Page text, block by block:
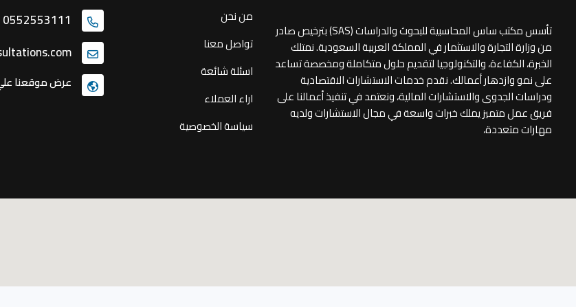
تأسس مكتب ساس المحاسبية للبحوث والدراسات (SAS) بترخيص صادر
من وزارة التجارة والاستثمار في المملكة العربية السعودية. نمتلك
الخبرة، الكفاءة، والتكنولوجيا لتقديم حلول متكاملة ومخصصة تساعد
على نمو وازدهار أعمالك. نقدم خدمات الاستشارات الاقتصادية
ودراسات الجدوى والاستشارات المالية، ونعتمد في تنفيذ أعمالنا على
فريق عمل متميز يملك خبرات واسعة في مجال الاستشارات ولديه
مهارات متعددة،
من نحن
تواصل معنا
اسئلة شائعة
اراء العملاء
سياسة الخصوصية
0552553111
عرض موقعنا